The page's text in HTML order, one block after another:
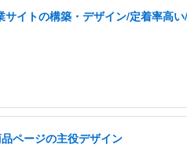
イトの構築・デザイン/定着率高い
ページの主役デザイン